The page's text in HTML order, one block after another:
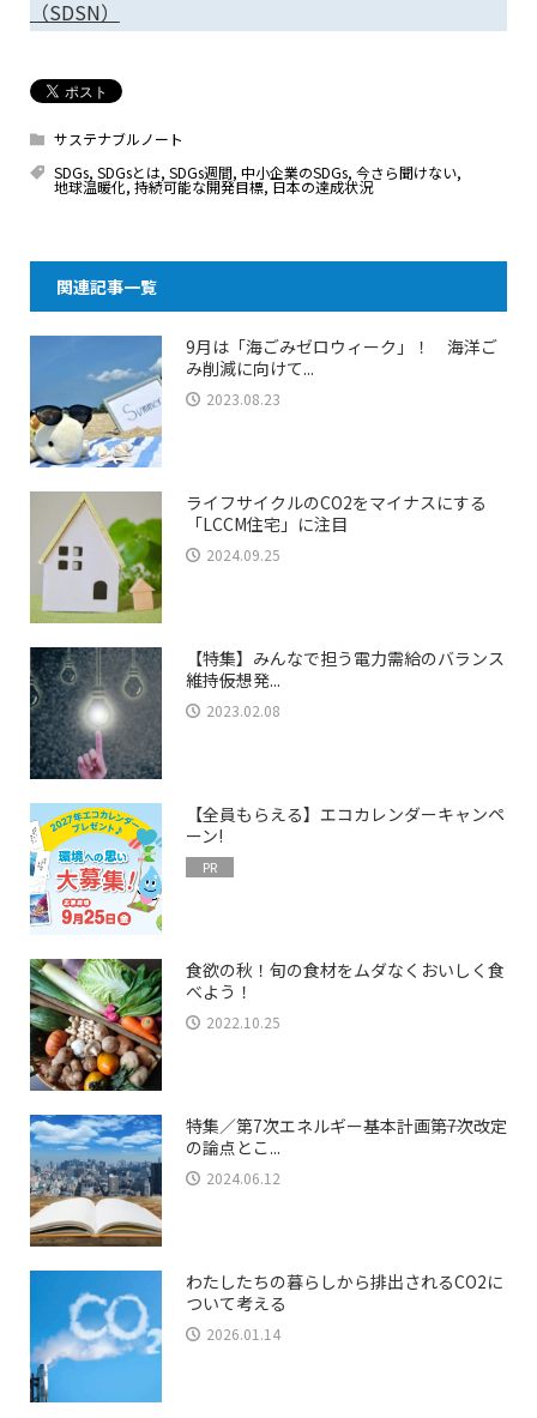
（SDSN）
サステナブルノート
SDGs, SDGsとは, SDGs週間, 中小企業のSDGs, 今さら聞けない,
地球温暖化, 持続可能な開発目標,日本の達成状況
関連記事一覧
9月は「海ごみゼロウィーク」！ 海洋ご
み削減に向けて...
2023.08.23
ライフサイクルのCO2をマイナスにする
「LCCM住宅」に注目
2024.09.25
【特集】みんなで担う電力需給のバランス
維持――仮想発...
2023.02.08
【全員もらえる】エコカレンダーキャンペ
ーン!
PR
食欲の秋！旬の食材をムダなくおいしく食
べよう！
2022.10.25
特集／第7次エネルギー基本計画――第7次改定
の論点とこ...
2024.06.12
わたしたちの暮らしから排出されるCO2に
ついて考える
2026.01.14